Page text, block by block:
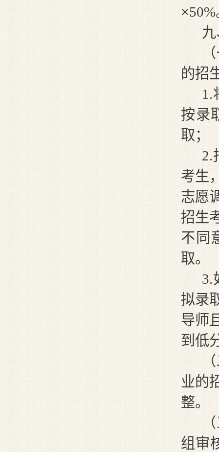
×
的招
1.
按录
取 ；
2.
考生
志愿
招生
不同
取。
3.
拟录
导师
到低
业的
整。
组审